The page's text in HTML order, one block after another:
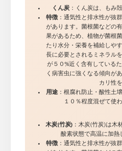
くん炭 ：くん炭は、もみ
特徴 ：通気性と排水性が抜
があります。菌根菌などの
果があるため、植物が菌根
たり水分・栄養を補給しや
長に必要とされるミネラル
が５０%近く含有している
く病害虫に強くなる傾向が
カリ性
用途 ：根腐れ防止・酸性土
１０％程度混ぜて使
木炭(竹炭)：木炭(竹炭)は木
酸素状態で高温に加熱
特徴 ：通気性と排水性が抜